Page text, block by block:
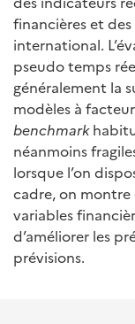
financières et
international.
pseudo temps
généralement la
modèles à
benchmark
néanmoins
lorsque l’on
cadre, on montre
variables
d’améliorer les
prévisions.